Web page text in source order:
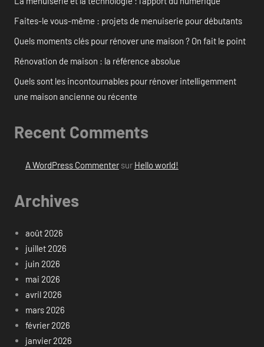
Faites-le vous-même : projets de menuiserie pour débutants
Quels moments clés pour rénover une maison ? On fait le point
Rénovation de maison : la référence absolue
Quels sont les incontournables pour rénover intelligemment
une maison ancienne ou récente
Recent Comments
A WordPress Commentersur Hello world!
Archives
août 2026
juillet 2026
juin 2026
mai 2026
avril 2026
mars 2026
février 2026
janvier 2026